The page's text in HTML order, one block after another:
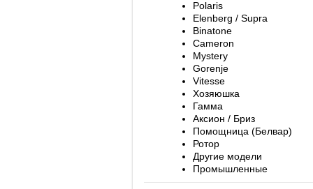
Polaris
Elenberg / Supra
Binatone
Cameron
Mystery
Gorenje
Vitesse
Хозяюшка
Гамма
Аксион / Бриз
Помощница (Белвар)
Ротор
Другие модели
Промышленные